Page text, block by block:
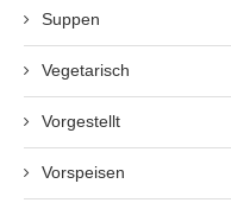
Suppen
Vegetarisch
Vorgestellt
Vorspeisen